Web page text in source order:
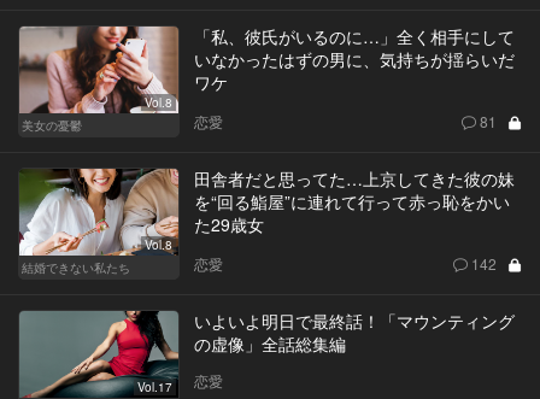
Vol.8
美女の憂鬱
「私、彼氏がいるのに…」全く相手にして
いなかったはずの男に、気持ちが揺らいだ
ワケ
恋愛 81
Vol.8
結婚できない私たち
田舎者だと思ってた…上京してきた彼の妹
を“回る鮨屋”に連れて行って赤っ恥をかい
た29歳女
恋愛 142
Vol.17
いよいよ明日で最終話！「マウンティング
の虚像」全話総集編
恋愛